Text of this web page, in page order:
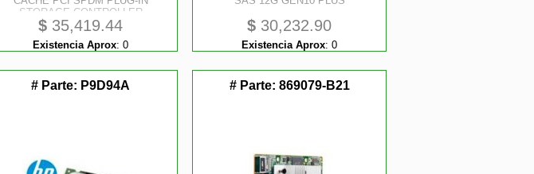
STORAGE CONTROLLER
$ 35,419.44
Existencia Aprox: 0
$ 30,232.90
Existencia Aprox: 0
# Parte: P9D94A # Parte: 869079-B21